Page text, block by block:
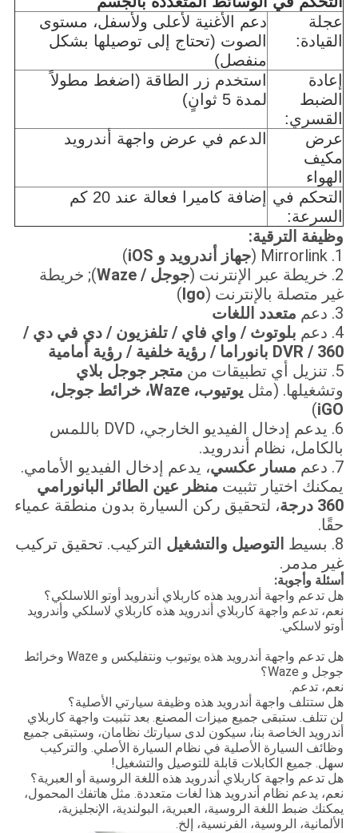
عجلة
القيادة:
دعم الأغنية لأعلى ولأسفل، مستوى
الصوت (تحتاج إلى توصيلها بشكل
منفصل)
إعادة
الضبط
القسري:
استخدم زر الطاقة (اضغط مطولاً
لمدة 5 ثوانٍ)
عرض
مكيف
الهواء
الدعم في عرض واجهة أندرويد
التحكم في
السرعة:
إضافة كاميرا فعالة عند 20 كم
وظيفة الترقية:
1. Mirrorlink (
جهاز أندرويد و iOS
)
2. خريطة عبر الإنترنت (
جوجل / Waze
); خريطة
غير متصلة بالإنترنت (Igo
)
3. دعم
متعدد اللغات
4. دعم
بلوتوث / واي فاي / تلفزيون / دي في دي /
DVR / 360 بانوراما / رؤية خلفية / رؤية أمامية
5. تنزيل أي تطبيقات من
متجر جوجل بلاي
وتشغيلها. (مثل
يوتيوب، Waze، خرائط جوجل،
iGO
)
6. يدعم إدخال الفيديو الخارجي، DVD باللمس
بالكامل، نظام أندرويد.
7. دعم
مسار عكسي، يدعم إدخال الفيديو الأمامي.
يمكنك اختيار تثبيت منظر عين الطائر البانورامي
360 درجة
، لتحقيق ركن السيارة بدون منطقة عمياء
حقًا.
8. بسيط
التوصيل والتشغيل التركيب. تحقيق تركيب
غير مدمر.
أسئلة وأجوبة:
هل تدعم واجهة أندرويد هذه كاربلاي أندرويد أوتو اللاسلكي؟
نعم، تدعم واجهة كاربلاي أندرويد هذه كاربلاي لاسلكي وأندرويد
أوتو لاسلكي.
هل تدعم واجهة أندرويد هذه يوتيوب ونتفليكس و Waze وخرائط
جوجل و Waze؟
نعم، تدعم.
هل ستتلف واجهة أندرويد هذه وظيفة سيارتي الأصلية؟
لن تتلف. ستبقى جميع ميزات المصنع. بعد تثبيت واجهة كاربلاي
أندرويد الخاصة بنا، سيكون لدى سيارتك نظامان، وستبقى جميع
وظائف السيارة الأصلية في نظام السيارة الأصلي. والتركيب
سهل. جميع الكابلات قابلة للتوصيل والتشغيل!
هل تدعم واجهة كاربلاي أندرويد هذه اللغة الروسية أو العبرية؟
نعم، يدعم نظام أندرويد هذا لغات متعددة. مثل هاتفك المحمول،
يمكنك ضبط اللغة الروسية، العبرية، البولندية، الإنجليزية،
الألمانية، الروسية، الفرنسية، إلخ.